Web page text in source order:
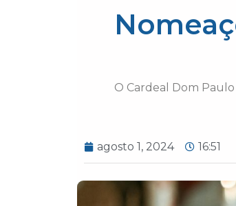
O Cardeal Dom
agosto 1, 2024 16:51